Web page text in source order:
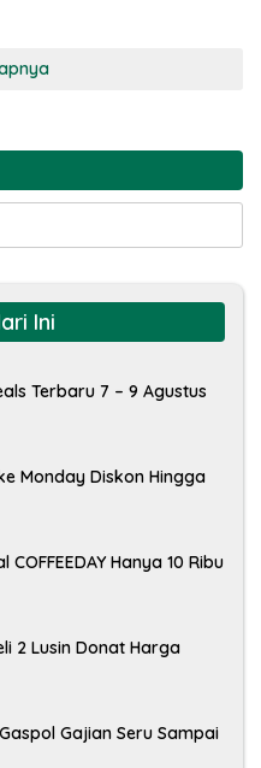
Ini
Terbaru 7 – 9 Agustus
Monday Diskon Hingga
Hanya 10 Ribu
2 Lusin Donat Harga
Gajian Seru Sampai